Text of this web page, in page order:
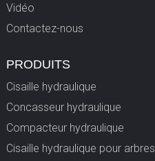
Vidéo
Contactez-nous
PRODUITS
Cisaille hydraulique
Concasseur hydraulique
Compacteur hydraulique
Cisaille hydraulique pour arbres